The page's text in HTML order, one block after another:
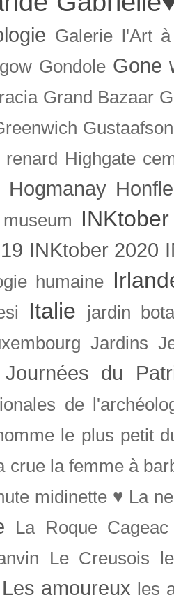
Galerie l'Art
Gondole Gone
Grand Bazaar
Gustaafson
renard Highgate
Hogmanay
INKtober
INKtober 2020
humaine
Italie
jardin
Jardins
Journées du
de
le plus petit
crue la femme à
midinette ♥ La
La Roque Cageac
Le Creusois
Les amoureux les